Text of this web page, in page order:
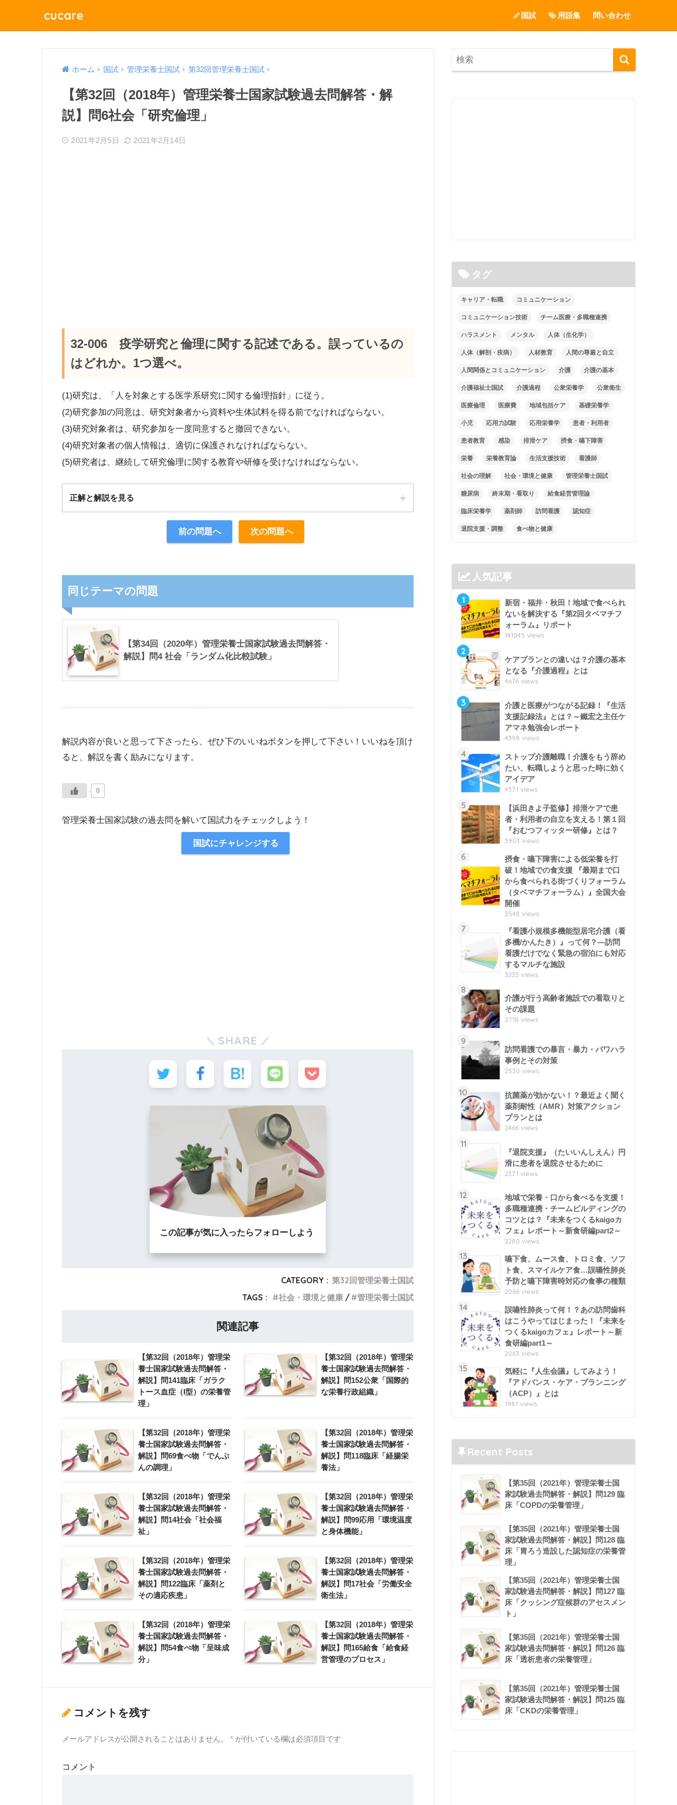
cucare 国試 用語集 問い合わせ
ホーム 国試 管理栄養士国試 第32回管理栄養士国試
【第32回（2018年）管理栄養士国家試験過去問解答・解
説】問6社会「研究倫理」
2021年2月5日 2021年2月14日
32-006 疫学研究と倫理に関する記述である。誤っているの
はどれか。1つ選べ。
(1)研究は、「人を対象とする医学系研究に関する倫理指針」に従う。
(2)研究参加の同意は、研究対象者から資料や生体試料を得る前でなければならない。
(3)研究対象者は、研究参加を一度同意すると撤回できない。
(4)研究対象者の個人情報は、適切に保護されなければならない。
(5)研究者は、継続して研究倫理に関する教育や研修を受けなければならない。
正解と解説を見る
前の問題へ 次の問題へ
同じテーマの問題
【第34回（2020年）管理栄養士国家試験過去問解答・
解説】問4 社会「ランダム化比較試験」
解説内容が良いと思って下さったら、ぜひ下のいいねボタンを押して下さい！いいねを頂け
ると、解説を書く励みになります。
0
管理栄養士国家試験の過去問を解いて国試力をチェックしよう！
国試にチャレンジする
SHARE
この記事が気に入ったらフォローしよう
CATEGORY : 第32回管理栄養士国試
TAGS :
社会・環境と健康 管理栄養士国試
関連記事
【第32回（2018年）管理栄
養士国家試験過去問解答・
解説】問141臨床「ガラク
トース血症（I型）の栄養管
理」
【第32回（2018年）管理栄
養士国家試験過去問解答・
解説】問152公衆「国際的
な栄養行政組織」
【第32回（2018年）管理栄
養士国家試験過去問解答・
解説】問69食べ物「でんぷ
んの調理」
【第32回（2018年）管理栄
養士国家試験過去問解答・
解説】問118臨床「経腸栄
養法」
【第32回（2018年）管理栄
養士国家試験過去問解答・
解説】問14社会「社会福
祉」
【第32回（2018年）管理栄
養士国家試験過去問解答・
解説】問99応用「環境温度
と身体機能」
【第32回（2018年）管理栄
養士国家試験過去問解答・
解説】問122臨床「薬剤と
その適応疾患」
【第32回（2018年）管理栄
養士国家試験過去問解答・
解説】問17社会「労働安全
衛生法」
【第32回（2018年）管理栄
養士国家試験過去問解答・
解説】問54食べ物「呈味成
分」
【第32回（2018年）管理栄
養士国家試験過去問解答・
解説】問165給食「給食経
営管理のプロセス」
コメントを残す
メールアドレスが公開されることはありません。 * が付いている欄は必須項目です
コメント
タグ
キャリア・転職 コミュニケーション
コミュニケーション技術 チーム医療・多職種連携
ハラスメント メンタル 人体（生化学）
人体（解剖・疾病） 人材教育 人間の尊厳と自立
人間関係とコミュニケーション 介護 介護の基本
介護福祉士国試 介護過程 公衆栄養学 公衆衛生
医療倫理 医療費 地域包括ケア 基礎栄養学
小児 応用力試験 応用栄養学 患者・利用者
患者教育 感染 排泄ケア 摂食・嚥下障害
栄養 栄養教育論 生活支援技術 看護師
社会の理解 社会・環境と健康 管理栄養士国試
糖尿病 終末期・看取り 給食経営管理論
臨床栄養学 薬剤師 訪問看護 認知症
退院支援・調整 食べ物と健康
人気記事
1
新宿・福井・秋田！地域で食べられ
ないを解決する『第2回タベマチフ
ォーラム』リポート
141045 views
2
ケアプランとの違いは？介護の基本
となる『介護過程』とは
4676 views
3
介護と医療がつながる記録！『生活
支援記録法』とは？～鐵宏之主任ケ
アマネ勉強会レポート
4398 views
4
ストップ介護離職！介護をもう辞め
たい、転職しようと思った時に効く
アイデア
4371 views
5
【浜田きよ子監修】排泄ケアで患
者・利用者の自立を支える！第１回
『おむつフィッター研修』とは？
3903 views
6
摂食・嚥下障害による低栄養を打
破！地域での食支援 『最期まで口
から食べられる街づくりフォーラム
（タベマチフォーラム）』全国大会
開催
3548 views
7
『看護小規模多機能型居宅介護（看
多機/かんたき）』って何？―訪問
看護だけでなく緊急の宿泊にも対応
するマルチな施設
3233 views
8
介護が行う高齢者施設での看取りと
その課題
2718 views
9
訪問看護での暴言・暴力・パワハラ
事例とその対策
2530 views
10
抗菌薬が効かない！？最近よく聞く
薬剤耐性（AMR）対策アクション
プランとは
2466 views
11
『退院支援』（たいいんしえん）円
滑に患者を退院させるために
2371 views
12
地域で栄養・口から食べるを支援！
多職種連携・チームビルディングの
コツとは？『未来をつくるkaigoカ
フェ』レポート～新食研編part2～
2280 views
13
嚥下食、ムース食、トロミ食、ソフ
ト食、スマイルケア食…誤嚥性肺炎
予防と嚥下障害時対応の食事の種類
2066 views
14
誤嚥性肺炎って何！？あの訪問歯科
はこうやってはじまった！『未来を
つくるkaigoカフェ』レポート～新
食研編part1～
2063 views
15
気軽に『人生会議』してみよう！
『アドバンス・ケア・プランニング
（ACP）』とは
1981 views
Recent Posts
【第35回（2021年）管理栄養士国
家試験過去問解答・解説】問129 臨
床「COPDの栄養管理」
【第35回（2021年）管理栄養士国
家試験過去問解答・解説】問128 臨
床「胃ろう造設した認知症の栄養管
理」
【第35回（2021年）管理栄養士国
家試験過去問解答・解説】問127 臨
床「クッシング症候群のアセスメン
ト」
【第35回（2021年）管理栄養士国
家試験過去問解答・解説】問126 臨
床「透析患者の栄養管理」
【第35回（2021年）管理栄養士国
家試験過去問解答・解説】問125 臨
床「CKDの栄養管理」